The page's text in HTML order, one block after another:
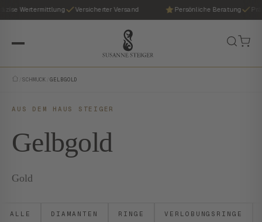
Wertermittlung Versicherter Versand Persönliche Beratung
SCHMUCK /GELBGOLD
AUS DEM HAUS STEIGER
Gelbgold
Gold
ALLE DIAMANTEN RINGE VERLOBUNGSRINGE